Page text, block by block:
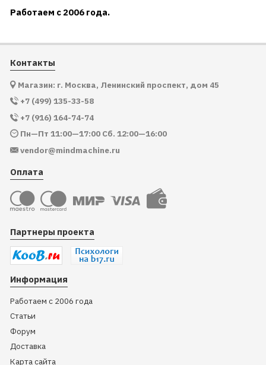
Работаем с 2006 года.
Контакты
Магазин: г. Москва, Ленинский проспект, дом 45
+7 (499) 135-33-58
+7 (916) 164-74-74
Пн—Пт 11:00—17:00 Сб. 12:00—16:00
vendor@mindmachine.ru
Оплата
Партнеры проекта
Информация
Работаем с 2006 года
Статьи
Форум
Доставка
Карта сайта